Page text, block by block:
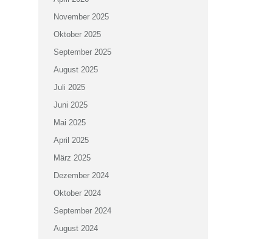
November 2025
Oktober 2025
September 2025
August 2025
Juli 2025
Juni 2025
Mai 2025
April 2025
März 2025
Dezember 2024
Oktober 2024
September 2024
August 2024